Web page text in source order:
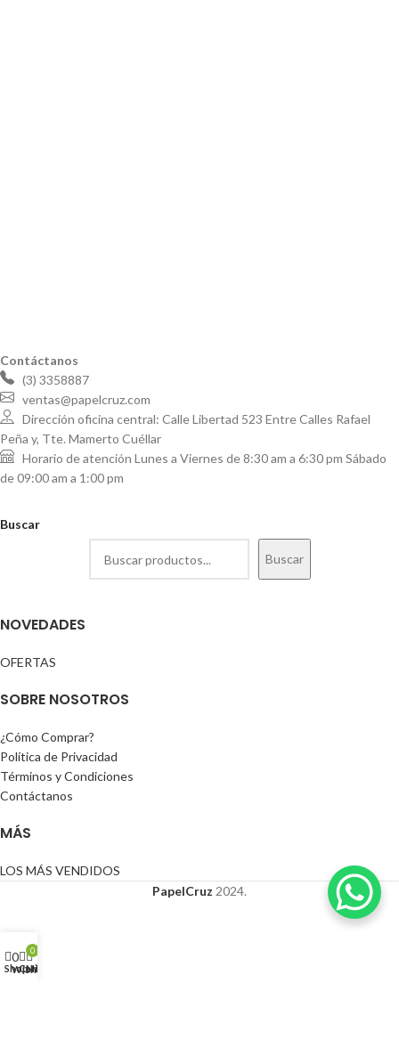
Contáctanos
(3) 3358887
ventas@papelcruz.com
Dirección oficina central: Calle Libertad 523 Entre Calles Rafael
Peña y, Tte. Mamerto Cuéllar
Horario de atención Lunes a Viernes de 8:30 am a 6:30 pm Sábado
de 09:00 am a 1:00 pm
Buscar
Buscar
NOVEDADES
OFERTAS
SOBRE NOSOTROS
¿Cómo Comprar?
Política de Privacidad
Términos y Condiciones
Contáctanos
MÁS
LOS MÁS VENDIDOS
PapelCruz 2024.
Shop
0
Wishlist
0
Cart
Mi cuenta